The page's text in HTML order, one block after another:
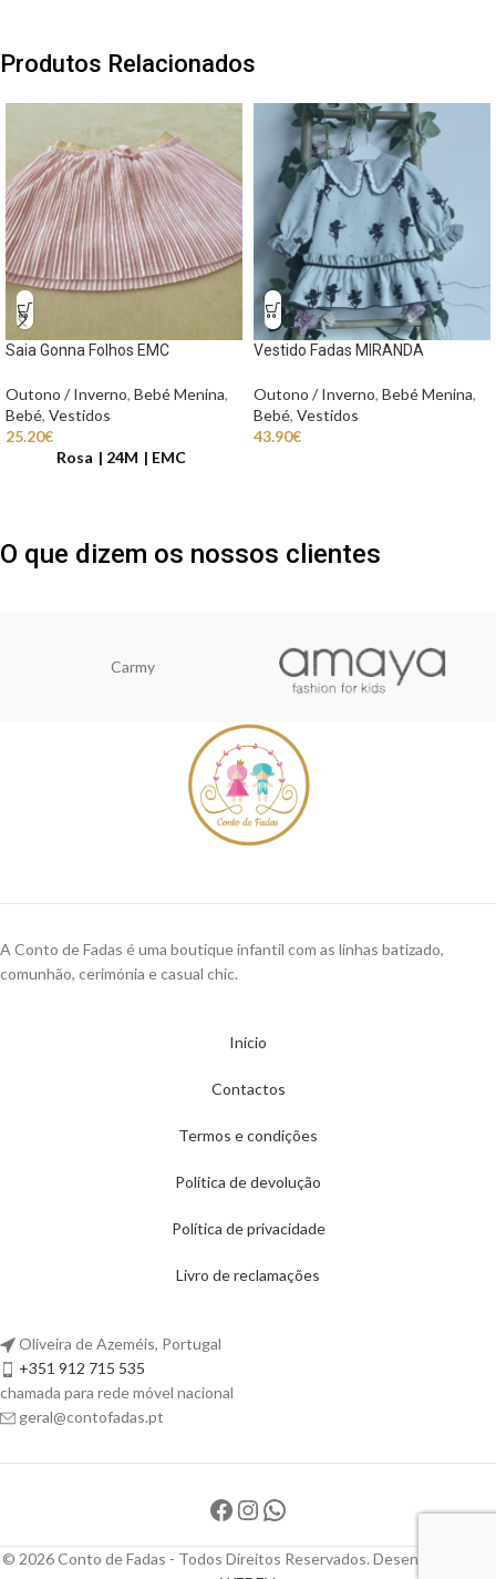
Produtos Relacionados
Saia Gonna Folhos EMC
Outono / Inverno, Bebé Menina,
Bebé, Vestidos
25.20€
Rosa
24M EMC
Vestido Fadas MIRANDA
Outono / Inverno, Bebé Menina,
Bebé, Vestidos
43.90€
O que dizem os nossos clientes
Carmy
A Conto de Fadas é uma boutique infantil com as linhas batizado,
comunhão, cerimónia e casual chic.
Início
Contactos
Termos e condições
Política de devolução
Política de privacidade
Livro de reclamações
Oliveira de Azeméis, Portugal
+351 912 715 535
chamada para rede móvel nacional
geral@contofadas.pt
© 2026 Conto de Fadas - Todos Direitos Reservados. Desenvolvido por